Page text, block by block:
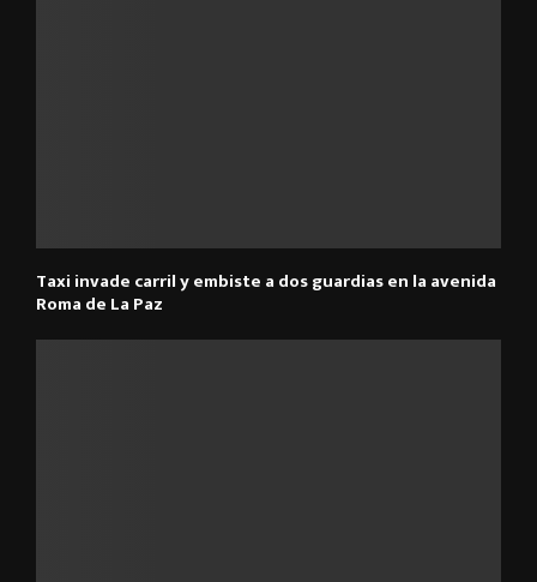
Taxi invade carril y embiste a dos guardias en la avenida
Roma de La Paz